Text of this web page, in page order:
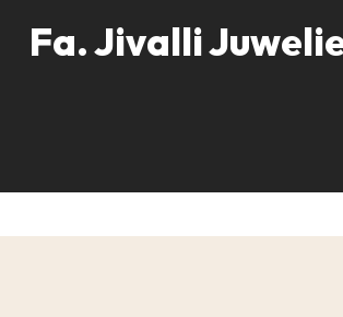
Fa. Jivalli